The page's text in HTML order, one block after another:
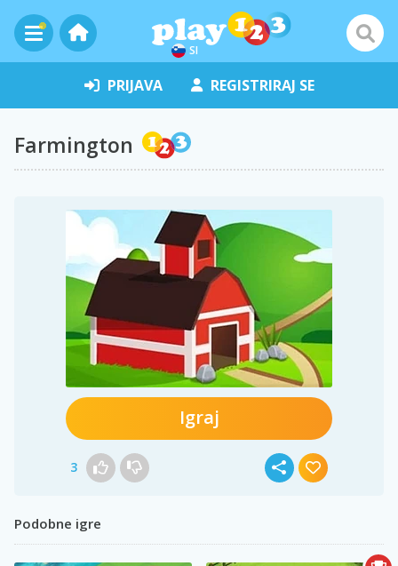
SI
PRIJAVA REGISTRIRAJ SE
Farmington
Igraj
3
Podobne igre